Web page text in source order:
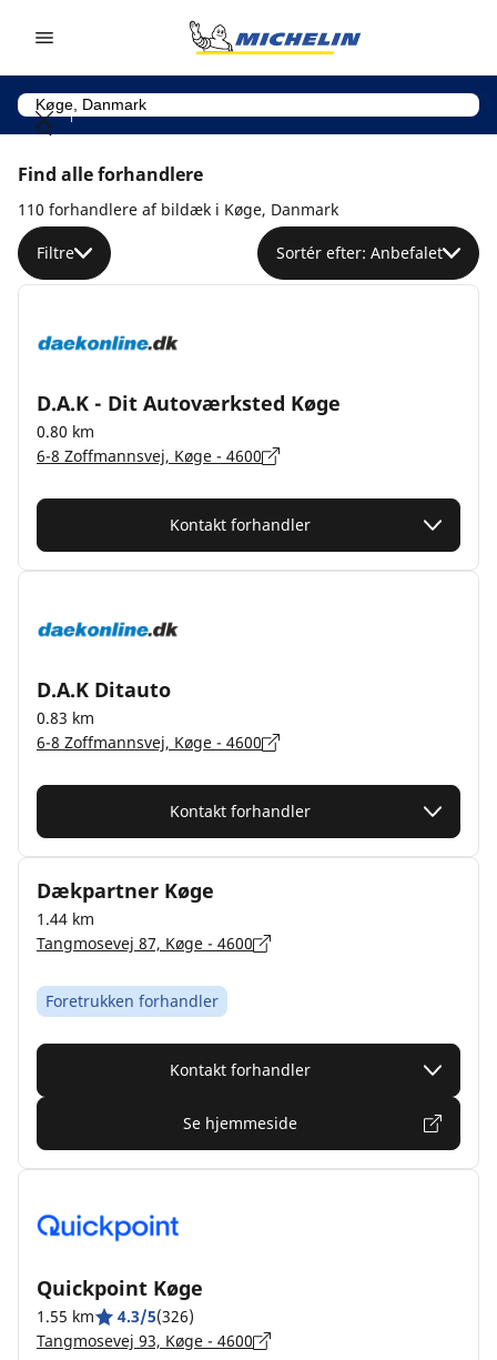
Find alle forhandlere
110 forhandlere af bildæk i Køge, Danmark
Filtre Sortér efter: Anbefalet
D.A.K - Dit Autoværksted Køge
0.80 km
6-8 Zoffmannsvej, Køge - 4600
Kontakt forhandler
D.A.K Ditauto
0.83 km
6-8 Zoffmannsvej, Køge - 4600
Kontakt forhandler
Dækpartner Køge
1.44 km
Tangmosevej 87, Køge - 4600
Foretrukken forhandler
Kontakt forhandler
Se hjemmeside
Quickpoint Køge
1.55 km 4.3/5(326)
Tangmosevej 93, Køge - 4600